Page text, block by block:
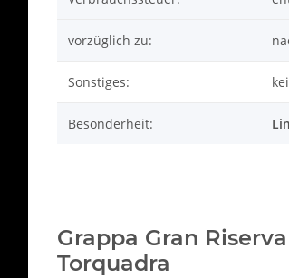
vorzüglich zu:
Sonstiges:
Besonderheit:
Grappa Gran
Torquadra